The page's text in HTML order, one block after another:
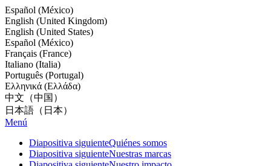
Español (México)
English (United Kingdom)
English (United States)
Español (México)
Français (France)
Italiano (Italia)
Português (Portugal)
Ελληνικά (Ελλάδα)
中文（中国）
日本語（日本）
Menú
Diapositiva siguienteQuiénes somos
Diapositiva siguienteNuestras marcas